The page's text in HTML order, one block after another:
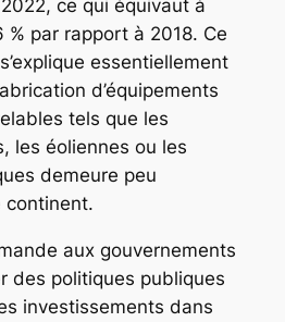
ce qui équivaut à
par rapport à 2018. Ce
essentiellement
d’équipements
tels que les
les éoliennes ou les
demeure peu
continent.
aux gouvernements
des politiques publiques
investissements dans